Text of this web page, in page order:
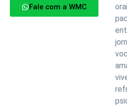
Fale com a WMC